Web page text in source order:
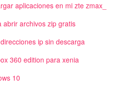
aplicaciones en mi zte zmax_
abrir archivos zip gratis
ip sin descarga
360 edition para xenia
10